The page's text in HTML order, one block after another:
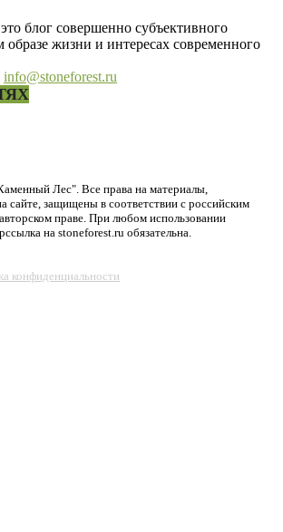
блог совершенно субъективного
жизни и интересах современного
info@stoneforest.ru
Лес". Все права на материалы,
сайте, защищены в соответствии с российским
праве. При любом использовании
на stoneforest.ru обязательна.
конфиденциальности